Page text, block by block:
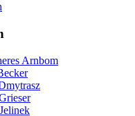
Arnbom